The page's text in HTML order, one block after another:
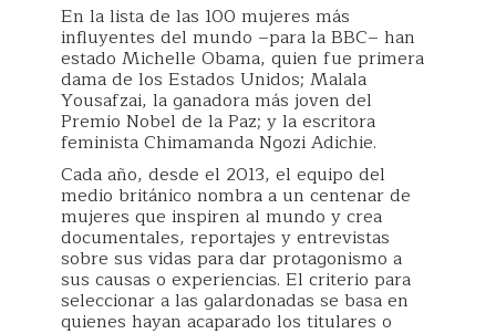
En la lista de las 100 mujeres más
influyentes del mundo –para la BBC– han
estado Michelle Obama, quien fue primera
dama de los Estados Unidos; Malala
Yousafzai, la ganadora más joven del
Premio Nobel de la Paz; y la escritora
feminista Chimamanda Ngozi Adichie.
Cada año, desde el 2013, el equipo del
medio británico nombra a un centenar de
mujeres que inspiren al mundo y crea
documentales, reportajes y entrevistas
sobre sus vidas para dar protagonismo a
sus causas o experiencias. El criterio para
seleccionar a las galardonadas se basa en
quienes hayan acaparado los titulares o